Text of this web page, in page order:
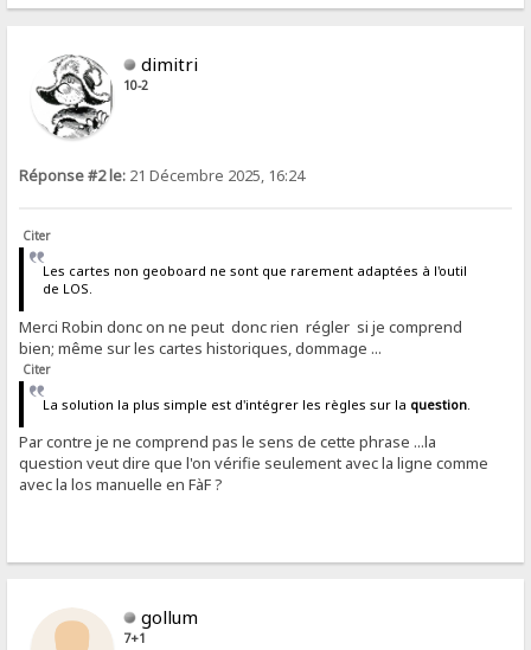
dimitri
10-2
Réponse #2 le: 21 Décembre 2025, 16:24
Citer
Les cartes non geoboard ne sont que rarement adaptées à l'outil
de LOS.
Merci Robin donc on ne peut donc rien régler si je comprend
bien; même sur les cartes historiques, dommage ...
Citer
La solution la plus simple est d'intégrer les règles sur la question.
Par contre je ne comprend pas le sens de cette phrase ...la
question veut dire que l'on vérifie seulement avec la ligne comme
avec la los manuelle en FàF ?
gollum
7+1